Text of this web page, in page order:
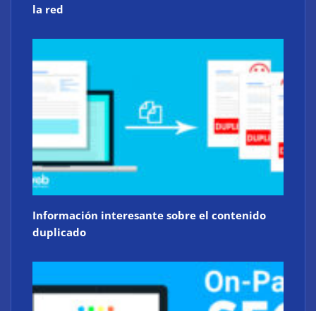
la red
Información interesante sobre el contenido
duplicado